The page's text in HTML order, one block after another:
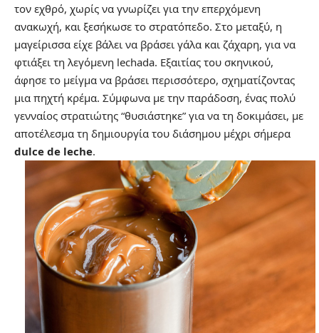
τον εχθρό, χωρίς να γνωρίζει για την επερχόμενη
ανακωχή, και ξεσήκωσε το στρατόπεδο. Στο μεταξύ, η
μαγείρισσα είχε βάλει να βράσει γάλα και ζάχαρη, για να
φτιάξει τη λεγόμενη lechada. Εξαιτίας του σκηνικού,
άφησε το μείγμα να βράσει περισσότερο, σχηματίζοντας
μια πηχτή κρέμα. Σύμφωνα με την παράδοση, ένας πολύ
γενναίος στρατιώτης “θυσιάστηκε” για να τη δοκιμάσει, με
αποτέλεσμα τη δημιουργία του διάσημου μέχρι σήμερα
dulce de leche.